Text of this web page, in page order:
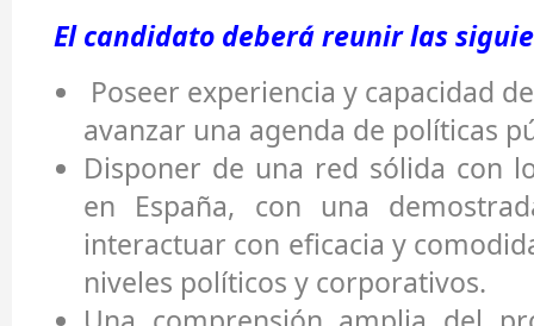
El candidato deberá reunir las
Poseer experiencia y capacidad
avanzar una agenda de políticas
Disponer de una red sólida con
en España, con una
interactuar con eficacia y
niveles políticos y corporativos.